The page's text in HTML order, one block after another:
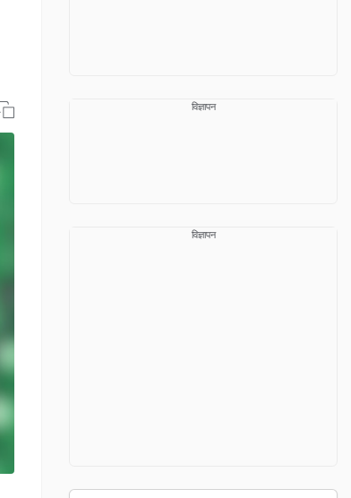
विज्ञापन
विज्ञापन